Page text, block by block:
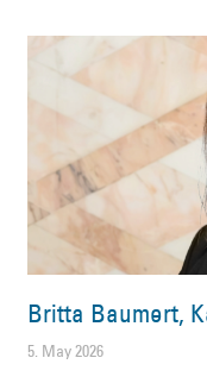
Britta Baumert,
5. May 2026